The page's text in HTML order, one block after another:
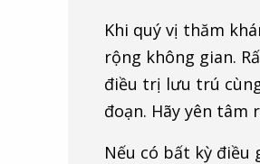
Khi quý vị thăm
rộng không gian.
điều trị lưu trú
đoạn. Hãy yên tâm
Nếu có bất kỳ